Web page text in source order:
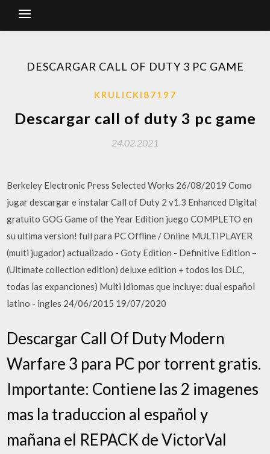
DESCARGAR CALL OF DUTY 3 PC GAME
KRULICKI87197
Descargar call of duty 3 pc game
24.02.2021
Berkeley Electronic Press Selected Works 26/08/2019 Como
jugar descargar e instalar Call of Duty 2 v1.3 Enhanced Digital
gratuito GOG Game of the Year Edition juego COMPLETO en
su ultima version! full para PC Offline / Online MULTIPLAYER
(multi jugador) actualizado - Goty Edition - Definitive Edition –
(Ultimate collection edition) deluxe edition + todos los DLC,
todas las expanciones) Multi Idiomas que incluye: dual español
latino - ingles 24/06/2015 19/07/2020
Descargar Call Of Duty Modern
Warfare 3 para PC por torrent gratis.
Importante: Contiene las 2 imagenes
mas la traduccion al español y
mañana el REPACK de VictorVal